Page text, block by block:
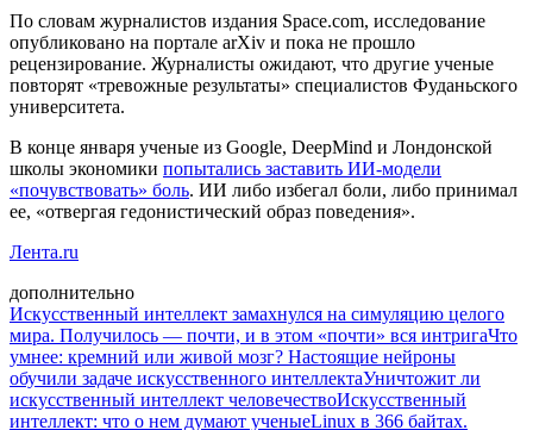
По словам журналистов издания Space.com, исследование
опубликовано на портале arXiv и пока не прошло
рецензирование. Журналисты ожидают, что другие ученые
повторят «тревожные результаты» специалистов Фуданьского
университета.
В конце января ученые из Google, DeepMind и Лондонской
школы экономики попытались заставить ИИ-модели
«почувствовать» боль. ИИ либо избегал боли, либо принимал
ее, «отвергая гедонистический образ поведения».
Лента.ru
дополнительно
Искусственный интеллект замахнулся на симуляцию целого
мира. Получилось — почти, и в этом «почти» вся интригаЧто
умнее: кремний или живой мозг? Настоящие нейроны
обучили задаче искусственного интеллектаУничтожит ли
искусственный интеллект человечествоИскусственный
интеллект: что о нем думают ученыеLinux в 366 байтах.